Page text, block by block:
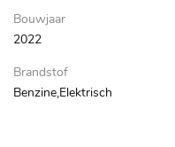
Bouwjaar
2022
Brandstof
Benzine,Elektrisch